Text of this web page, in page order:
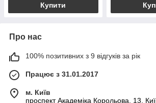
Купити
Про нас
100% позитивних з 9 відгуків за рік
Працює з 31.01.2017
м. Київ
проспект Академіка Корольова, 13,